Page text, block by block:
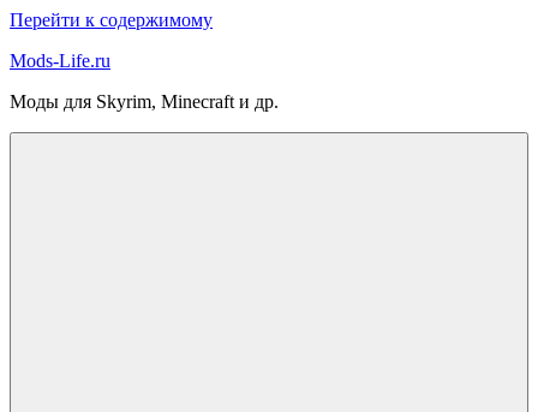
Перейти к содержимому
Mods-Life.ru
Моды для Skyrim, Minecraft и др.